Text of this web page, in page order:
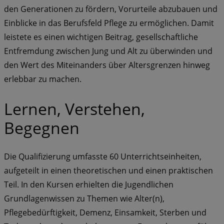
den Generationen zu fördern, Vorurteile abzubauen und
Einblicke in das Berufsfeld Pflege zu ermöglichen. Damit
leistete es einen wichtigen Beitrag, gesellschaftliche
Entfremdung zwischen Jung und Alt zu überwinden und
den Wert des Miteinanders über Altersgrenzen hinweg
erlebbar zu machen.
Lernen, Verstehen,
Begegnen
Die Qualifizierung umfasste 60 Unterrichtseinheiten,
aufgeteilt in einen theoretischen und einen praktischen
Teil. In den Kursen erhielten die Jugendlichen
Grundlagenwissen zu Themen wie Alter(n),
Pflegebedürftigkeit, Demenz, Einsamkeit, Sterben und